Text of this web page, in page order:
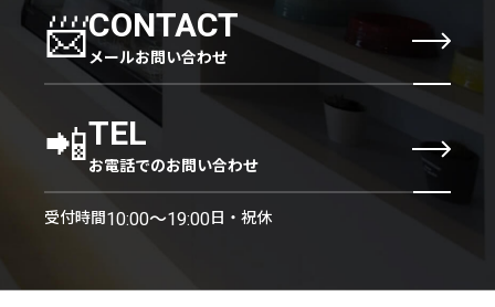
📨CONTACT
メールお問い合わせ
📲TEL
お電話でのお問い合わせ
受付時間10:00〜19:00日・祝休